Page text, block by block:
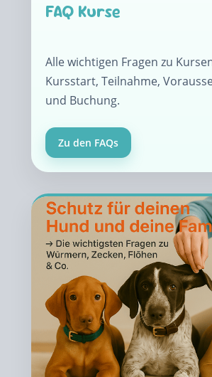
FAQ Kurse
Alle wichtigen Fragen zu
Kursstart, Teilnahme,
und Buchung.
Zu den FAQs